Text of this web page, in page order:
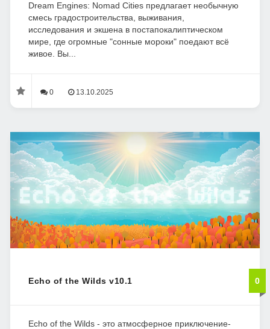
Dream Engines: Nomad Cities предлагает необычную
смесь градостроительства, выживания,
исследования и экшена в постапокалиптическом
мире, где огромные "сонные мороки" поедают всё
живое. Вы...
0 13.10.2025
Echo of the Wilds v10.1 0
Echo of the Wilds - это атмосферное приключение-